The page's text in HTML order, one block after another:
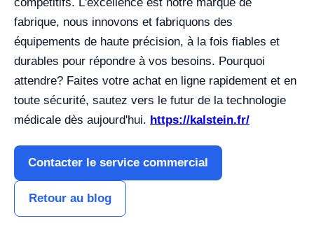
fabrique, nous innovons et fabriquons des
équipements de haute précision, à la fois fiables et
durables pour répondre à vos besoins. Pourquoi
attendre? Faites votre achat en ligne rapidement et en
toute sécurité, sautez vers le futur de la technologie
médicale dès aujourd'hui. https://kalstein.fr/
Contacter le service commercial
Retour au blog